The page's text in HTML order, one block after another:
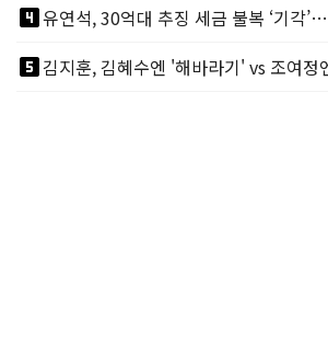
looks_4유연석, 30억대 추징 세금 불복 ‘기각
looks_5김지훈, 김혜수엔 '해바라기' vs 조여정